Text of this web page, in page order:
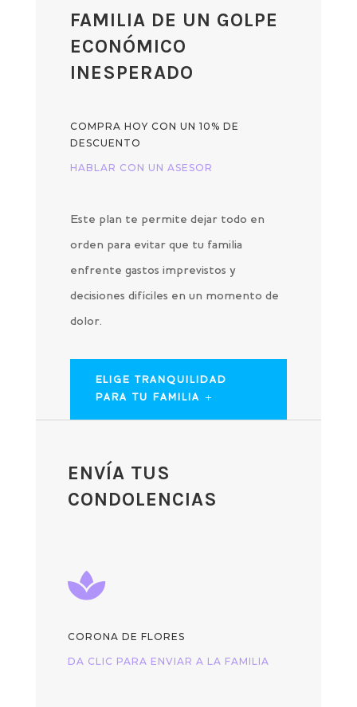
FAMILIA DE UN GOLPE
ECONÓMICO
INESPERADO
COMPRA HOY CON UN 10% DE
DESCUENTO
HABLAR CON UN ASESOR
Este plan te permite dejar todo en
orden para evitar que tu familia
enfrente gastos imprevistos y
decisiones difíciles en un momento de
dolor.
ELIGE TRANQUILIDAD
PARA TU FAMILIA
ENVÍA TUS
CONDOLENCIAS

CORONA DE FLORES
DA CLIC PARA ENVIAR A LA FAMILIA